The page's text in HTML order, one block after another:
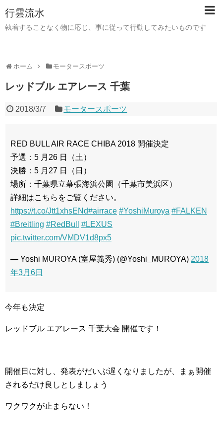
行雲流水
執着することなく物に応じ、事に従って行動してみたいものです
ホーム モータースポーツ
レッドブル エアレース 千葉
2018/3/7 モータースポーツ
RED BULL AIR RACE CHIBA 2018 開催決定
予選：5 月26 日（土）
決勝：5 月27 日（日）
場所：千葉県立幕張海浜公園（千葉市美浜区）
詳細はこちらをご覧ください。
https://t.co/Jtt1xhsENd#airrace #YoshiMuroya #FALKEN
#Breitling #RedBull
#LEXUS
pic.twitter.com/VMDV1d8px5
— Yoshi MUROYA (室屋義秀) (@Yoshi_MUROYA) 2018
年3月6日
今年も決定
レッドブル エアレース 千葉大会 開催です！
開催日に対し、発表がだいぶ遅くなりましたが、まぁ開催
されるだけ良しとしましょう
ワクワクが止まらない！